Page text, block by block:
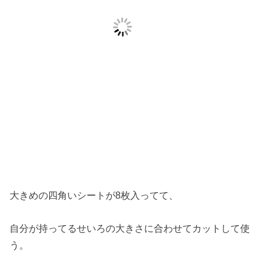
大きめの四角いシートが8枚入ってて、
自分が持ってるせいろの大きさに合わせてカットして使
う。